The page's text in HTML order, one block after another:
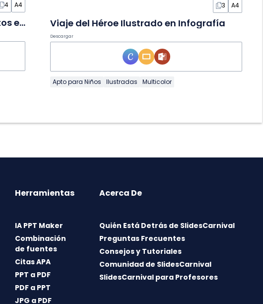
4 A4
Currículum simple de ciencia de datos en Diapositivas
3 A4
Viaje del Héroe Ilustrado en Infografía
Descargar
Apto para Niños Ilustradas Multicolor
Herramientas
IA PPT Maker
Combinación
de fuentes
Citas APA
PPT a PDF
PDF a PPT
JPG a PDF
Acerca De
Quién Está Detrás de SlidesCarnival
Preguntas Frecuentes
Consejos y Tutoriales
Comunidad de SlidesCarnival
SlidesCarnival para Profesores